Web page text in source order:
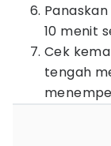
10 menit
Cek
tengah